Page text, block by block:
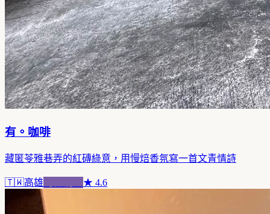
有。咖啡
藏匿苓雅巷弄的紅磚綠意，用慢焙香氛寫一首文青情詩
🇹🇼高雄 ★ 4.6